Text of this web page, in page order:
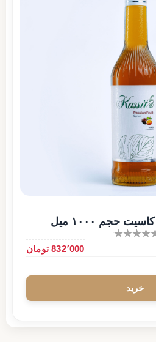
۱۰۰۰ میل
832٬000 تومان